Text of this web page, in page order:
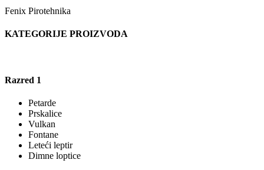
Fenix Pirotehnika
KATEGORIJE PROIZVODA
Razred 1
Petarde
Prskalice
Vulkan
Fontane
Leteći leptir
Dimne loptice